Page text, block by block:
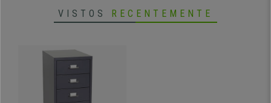
VISTOS RECENTEMENTE